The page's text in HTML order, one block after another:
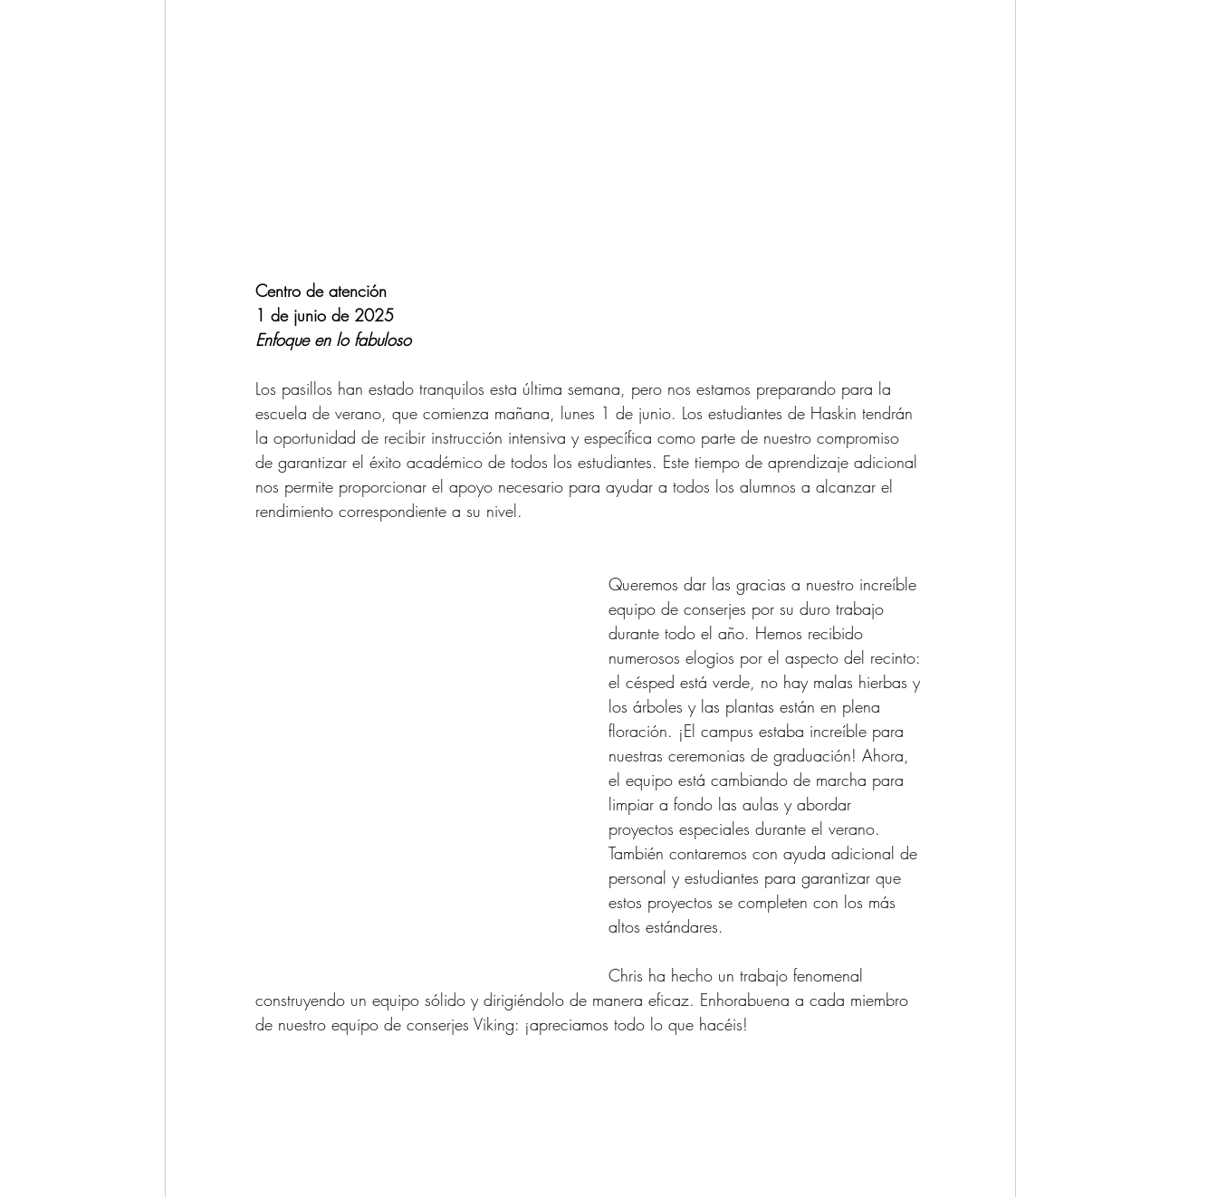
Centro de atención
1 de junio de 2025
Enfoque en lo fabuloso
Los pasillos han estado tranquilos esta última semana, pero nos estamos preparando para la
escuela de verano, que comienza mañana, lunes 1 de junio. Los estudiantes de Haskin tendrán
la oportunidad de recibir instrucción intensiva y específica como parte de nuestro compromiso
de garantizar el éxito académico de todos los estudiantes. Este tiempo de aprendizaje adicional
nos permite proporcionar el apoyo necesario para ayudar a todos los alumnos a alcanzar el
rendimiento correspondiente a su nivel.
Queremos dar las gracias a nuestro increíble
equipo de conserjes por su duro trabajo
durante todo el año. Hemos recibido
numerosos elogios por el aspecto del recinto:
el césped está verde, no hay malas hierbas y
los árboles y las plantas están en plena
floración. ¡El campus estaba increíble para
nuestras ceremonias de graduación! Ahora,
el equipo está cambiando de marcha para
limpiar a fondo las aulas y abordar
proyectos especiales durante el verano.
También contaremos con ayuda adicional de
personal y estudiantes para garantizar que
estos proyectos se completen con los más
altos estándares.
Chris ha hecho un trabajo fenomenal
construyendo un equipo sólido y dirigiéndolo de manera eficaz. Enhorabuena a cada miembro
de nuestro equipo de conserjes Viking: ¡apreciamos todo lo que hacéis!